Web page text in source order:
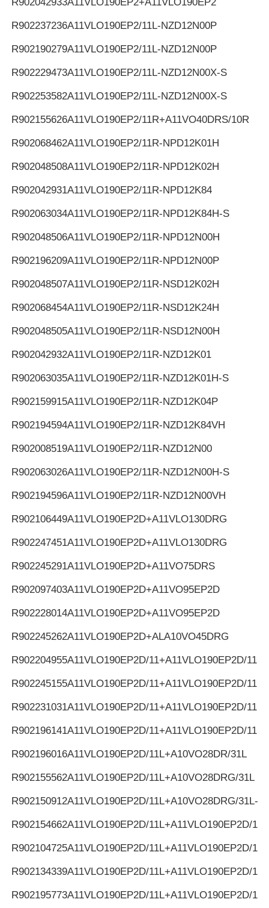
R902237236A11VLO190EP2/11L-NZD12N00P
R902190279A11VLO190EP2/11L-NZD12N00P
R902229473A11VLO190EP2/11L-NZD12N00X-S
R902253582A11VLO190EP2/11L-NZD12N00X-S
R902155626A11VLO190EP2/11R+A11VO40DRS/10R
R902068462A11VLO190EP2/11R-NPD12K01H
R902048508A11VLO190EP2/11R-NPD12K02H
R902042931A11VLO190EP2/11R-NPD12K84
R902063034A11VLO190EP2/11R-NPD12K84H-S
R902048506A11VLO190EP2/11R-NPD12N00H
R902196209A11VLO190EP2/11R-NPD12N00P
R902048507A11VLO190EP2/11R-NSD12K02H
R902068454A11VLO190EP2/11R-NSD12K24H
R902048505A11VLO190EP2/11R-NSD12N00H
R902042932A11VLO190EP2/11R-NZD12K01
R902063035A11VLO190EP2/11R-NZD12K01H-S
R902159915A11VLO190EP2/11R-NZD12K04P
R902194594A11VLO190EP2/11R-NZD12K84VH
R902008519A11VLO190EP2/11R-NZD12N00
R902063026A11VLO190EP2/11R-NZD12N00H-S
R902194596A11VLO190EP2/11R-NZD12N00VH
R902106449A11VLO190EP2D+A11VLO130DRG
R902247451A11VLO190EP2D+A11VLO130DRG
R902245291A11VLO190EP2D+A11VO75DRS
R902097403A11VLO190EP2D+A11VO95EP2D
R902228014A11VLO190EP2D+A11VO95EP2D
R902245262A11VLO190EP2D+ALA10VO45DRG
R902204955A11VLO190EP2D/11+A11VLO190EP2D/11
R902245155A11VLO190EP2D/11+A11VLO190EP2D/11
R902231031A11VLO190EP2D/11+A11VLO190EP2D/11
R902196141A11VLO190EP2D/11+A11VLO190EP2D/11
R902196016A11VLO190EP2D/11L+A10VO28DR/31L
R902155562A11VLO190EP2D/11L+A10VO28DRG/31L
R902150912A11VLO190EP2D/11L+A10VO28DRG/31L-K
R902154662A11VLO190EP2D/11L+A11VLO190EP2D/11L
R902104725A11VLO190EP2D/11L+A11VLO190EP2D/11L
R902134339A11VLO190EP2D/11L+A11VLO190EP2D/11L
R902195773A11VLO190EP2D/11L+A11VLO190EP2D/11L